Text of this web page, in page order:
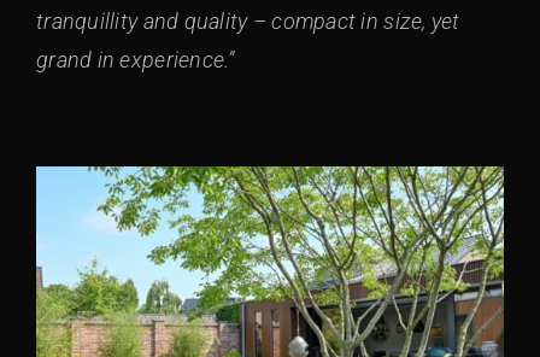
tranquillity and quality – compact in size, yet
grand in experience.”